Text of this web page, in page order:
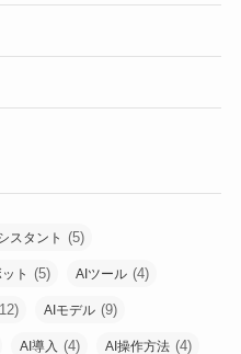
スタント (5)
ト (5) AIツール (4)
AIモデル (9)
AI導入 (4) AI操作方法 (4)